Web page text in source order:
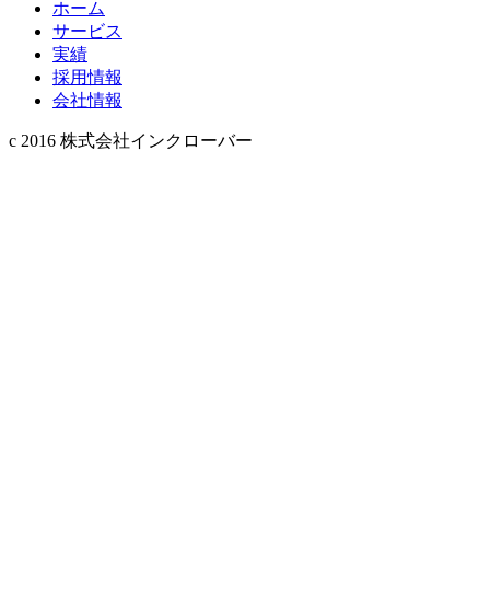
ホーム
サービス
実績
採用情報
会社情報
c 2016 株式会社インクローバー